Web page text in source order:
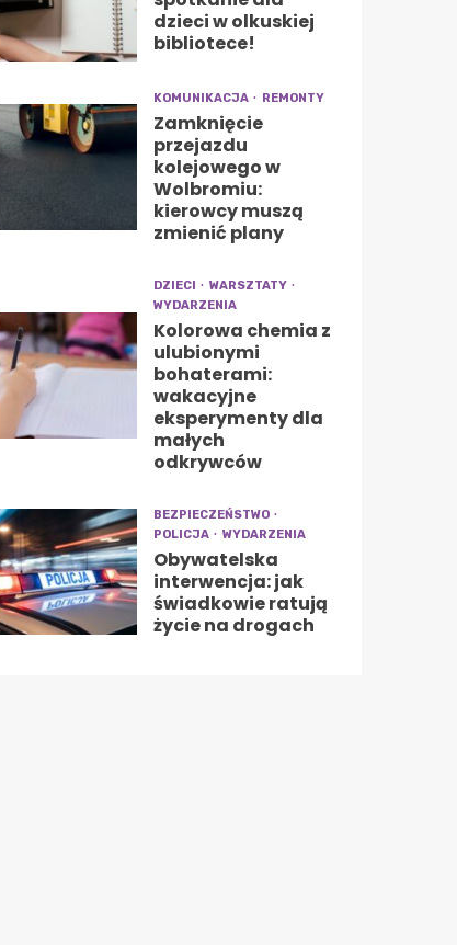
dzieci w olkuskiej
bibliotece!
KOMUNIKACJA REMONTY
Zamknięcie
przejazdu
kolejowego w
Wolbromiu:
kierowcy muszą
zmienić plany
DZIECI
WARSZTATY
WYDARZENIA
Kolorowa chemia z
ulubionymi
bohaterami:
wakacyjne
eksperymenty dla
małych
odkrywców
BEZPIECZEŃSTWO
POLICJA
WYDARZENIA
Obywatelska
interwencja: jak
świadkowie ratują
życie na drogach